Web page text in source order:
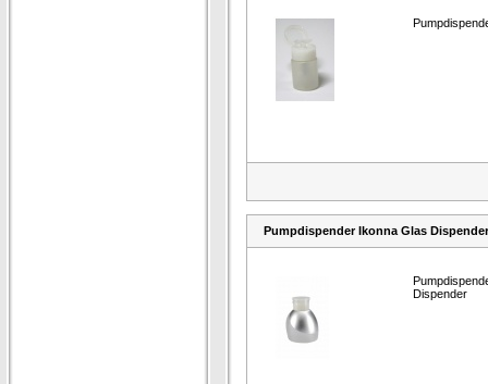
Pumpdispender Ikonna Glas Dispender
Dispender